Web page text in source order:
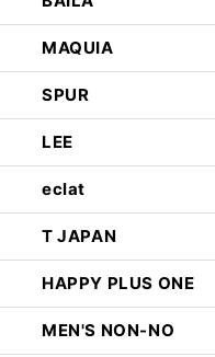
MAQUIA
SPUR
LEE
eclat
T JAPAN
HAPPY PLUS ONE
MEN'S NON-NO